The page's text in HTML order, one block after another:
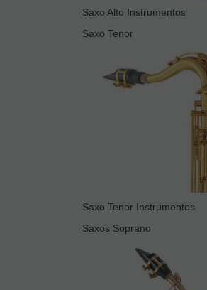
Saxo Alto Instrumentos
Saxo Tenor
Saxo Tenor Instrumentos
Saxos Soprano